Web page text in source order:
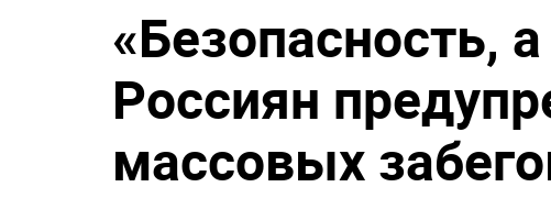
«Безопасность,
Россиян
массовых